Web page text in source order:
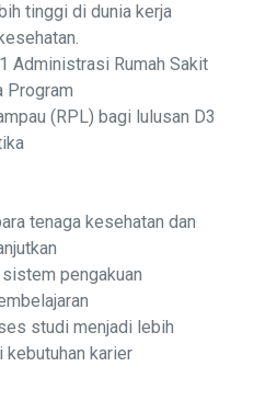
tinggi di dunia kerja
Administrasi Rumah Sakit
Program
(RPL) bagi lulusan D3
tenaga kesehatan dan
pengakuan
studi menjadi lebih
kebutuhan karier